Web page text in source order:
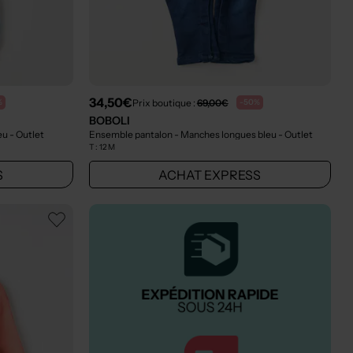
- Outlet
34,50€Prix boutique : 69,00€ -50%
BOBOLI
Ensemble pantalon - Manches longues bleu - Outlet
T : 12 M
ACHAT EXPRESS